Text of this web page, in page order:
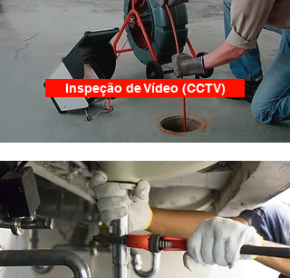
Inspeção de Vídeo (CCTV)